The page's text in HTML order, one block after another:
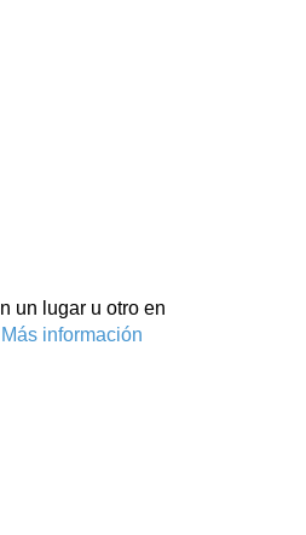
un lugar u otro en
Más información